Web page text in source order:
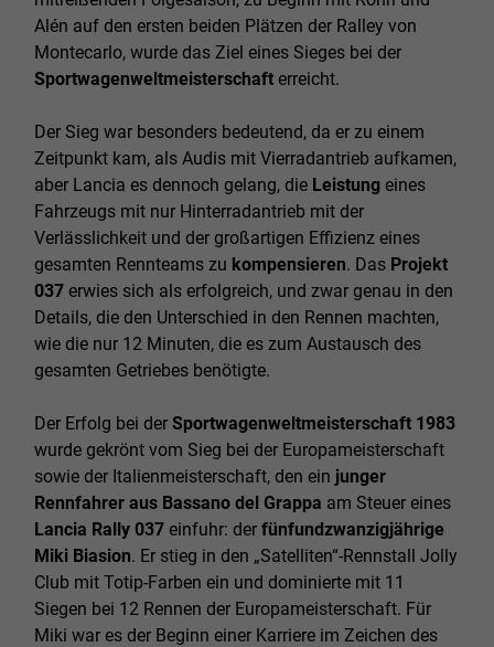
Alén auf den ersten beiden Plätzen der Ralley von
Montecarlo, wurde das Ziel eines Sieges bei der
Sportwagenweltmeisterschaft erreicht.
Der Sieg war besonders bedeutend, da er zu einem
Zeitpunkt kam, als Audis mit Vierradantrieb aufkamen,
aber Lancia es dennoch gelang, die Leistung eines
Fahrzeugs mit nur Hinterradantrieb mit der
Verlässlichkeit und der großartigen Effizienz eines
gesamten Rennteams zu kompensieren. Das Projekt
037 erwies sich als erfolgreich, und zwar genau in den
Details, die den Unterschied in den Rennen machten,
wie die nur 12 Minuten, die es zum Austausch des
gesamten Getriebes benötigte.
Der Erfolg bei der Sportwagenweltmeisterschaft 1983
wurde gekrönt vom Sieg bei der Europameisterschaft
sowie der Italienmeisterschaft, den ein junger
Rennfahrer aus Bassano del Grappa am Steuer eines
Lancia Rally 037 einfuhr: der fünfundzwanzigjährige
Miki Biasion. Er stieg in den „Satelliten“-Rennstall Jolly
Club mit Totip-Farben ein und dominierte mit 11
Siegen bei 12 Rennen der Europameisterschaft. Für
Miki war es der Beginn einer Karriere im Zeichen des